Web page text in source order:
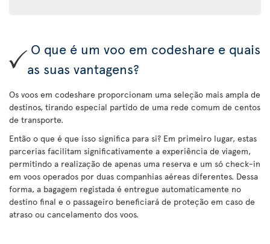
O que é um voo em codeshare e quais
as suas vantagens?
Os voos em codeshare proporcionam uma seleção mais ampla de
destinos, tirando especial partido de uma rede comum de centos
de transporte.
Então o que é que isso significa para si? Em primeiro lugar, estas
parcerias facilitam significativamente a experiência de viagem,
permitindo a realização de apenas uma reserva e um só check-in
em voos operados por duas companhias aéreas diferentes. Dessa
forma, a bagagem registada é entregue automaticamente no
destino final e o passageiro beneficiará de proteção em caso de
atraso ou cancelamento dos voos.